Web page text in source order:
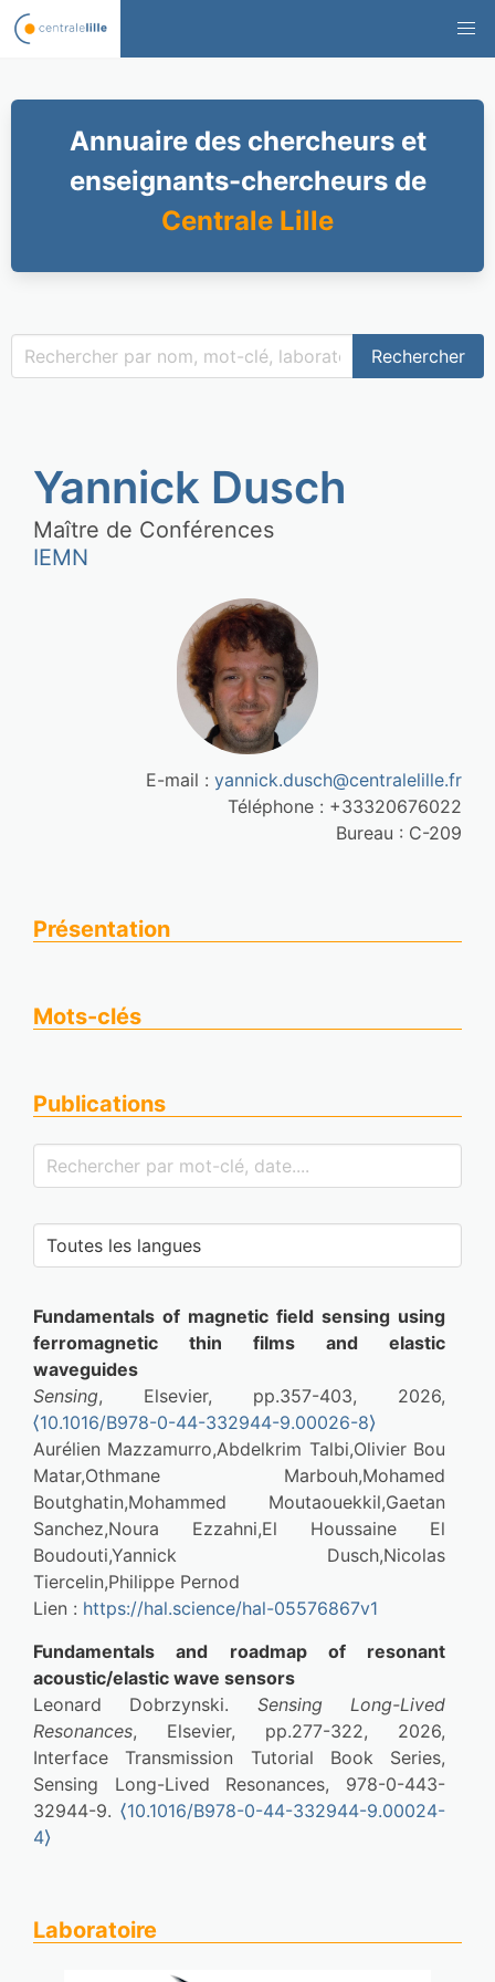
Annuaire des chercheurs et
enseignants-chercheurs de
Centrale Lille
Rechercher
Yannick Dusch
Maître de Conférences
IEMN
E-mail : yannick.dusch@centralelille.fr
Téléphone : +33320676022
Bureau : C-209
Présentation
Mots-clés
Publications
Fundamentals of magnetic field sensing using
ferromagnetic thin films and elastic
waveguides
Sensing
⟨10.1016/B978-0-44-332944-9.00026-8⟩
Aurélien Mazzamurro,Abdelkrim Talbi,Olivier Bou
Matar,Othmane Marbouh,Mohamed
Boutghatin,Mohammed Moutaouekkil,Gaetan
Sanchez,Noura Ezzahni,El Houssaine El
Boudouti,Yannick Dusch,Nicolas
Tiercelin,Philippe Pernod
Lien : https://hal.science/hal-05576867v1
Fundamentals and roadmap of resonant
acoustic/elastic wave sensors
Leonard Dobrzynski. Sensing Long-Lived
Resonances, Elsevier, pp.277-322, 2026,
Interface Transmission Tutorial Book Series,
Sensing Long-Lived Resonances, 978-0-443-
32944-9. ⟨10.1016/B978-0-44-332944-9.00024-
4⟩
Boudouti,Olivier Bou Matar,Aurélien
Mazzamurro,Mohamed Boutghatin,Mohand Salah
Moussa,Axel Leschiutta,Gaetan Sanchez,Noura
Laboratoire